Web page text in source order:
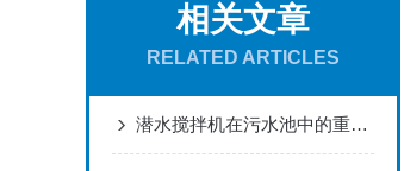
相关文章
RELATED ARTICLES
潜水搅拌机在污水池中的重要性